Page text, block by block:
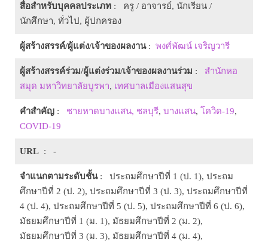
สื่อสำหรับบุคคลประเภท : ครู / อาจารย์, นักเรียน /
นักศึกษา, ทั่วไป, ผู้ปกครอง
ผู้สร้างสรรค์/ผู้แต่ง/เจ้าของผลงาน: พงศ์พัฒน์ เจริญวารี
ผู้สร้างสรรค์ร่วม/ผู้แต่งร่วม/เจ้าของผลงานร่วม : สำนักหอ
สมุด มหาวิทยาลัยบูรพา, เทศบาลเมืองแสนสุข
คำสำคัญ : ชายหาดบางแสน, ชลบุรี, บางแสน, โควิด-19,
COVID-19
URL : -
จำแนกตามระดับชั้น: ประถมศึกษาปีที่ 1 (ป. 1), ประถม
ศึกษาปีที่ 2 (ป. 2), ประถมศึกษาปีที่ 3 (ป. 3), ประถมศึกษาปีที่
4 (ป. 4), ประถมศึกษาปีที่ 5 (ป. 5), ประถมศึกษาปีที่ 6 (ป. 6),
มัธยมศึกษาปีที่ 1 (ม. 1), มัธยมศึกษาปีที่ 2 (ม. 2),
มัธยมศึกษาปีที่ 3 (ม. 3), มัธยมศึกษาปีที่ 4 (ม. 4),